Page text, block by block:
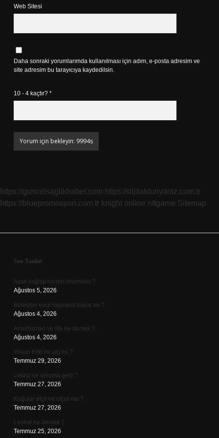
Web Sitesi
Daha sonraki yorumlarımda kullanılması için adım, e-posta adresim ve
site adresim bu tarayıcıya kaydedilsin.
10 - 4 kaçtır? *
https://guncelsaglikhaber.com https://dijitaldunyaniz.com.tr
https://bluepromosyon.com.tr knight online nttgame Sitemap
Sidebar
Son Yazılar
Ayak sağlığı neden önemlidir ?
Ağustos 5, 2026
Belediye evcil hayvana bakar mı ?
Ağustos 4, 2026
Amortisman ve itfa ne demek ?
Ağustos 4, 2026
Yosun bitki mi alg mi ?
Temmuz 29, 2026
Lebriz ne anlama gelir ?
Temmuz 27, 2026
Kuğular etçil mi otçul mu ?
Temmuz 27, 2026
Lustral ne demek ?
Temmuz 25, 2026